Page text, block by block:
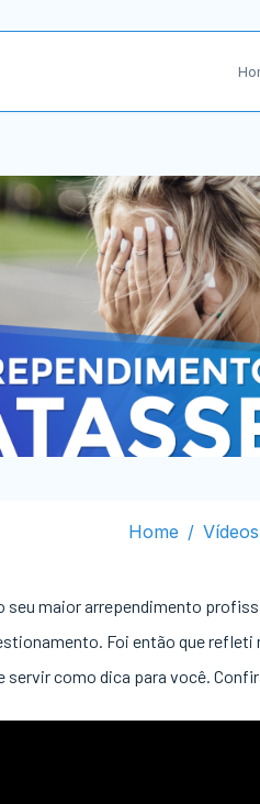
Home / Vídeos
seu maior arrependimento
Foi então que refleti
servir como dica para você.